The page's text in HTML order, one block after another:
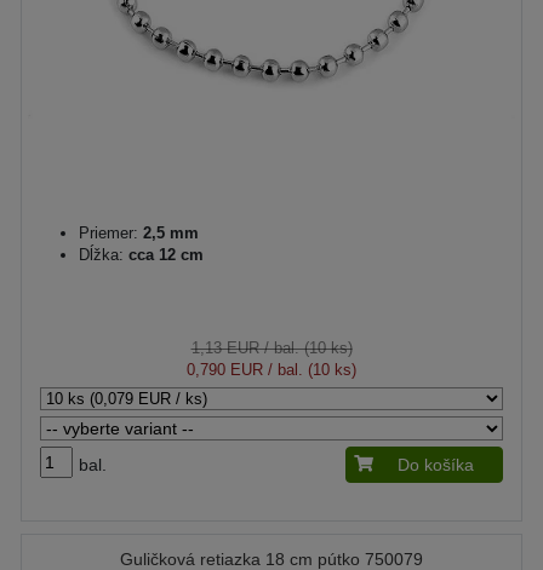
Priemer: 2,5 mm
Dĺžka: cca 12 cm
1,13 EUR/ bal. (10 ks)
0,790 EUR / bal. (10 ks)
bal. Do košíka
Guličková retiazka 18 cm pútko 750079